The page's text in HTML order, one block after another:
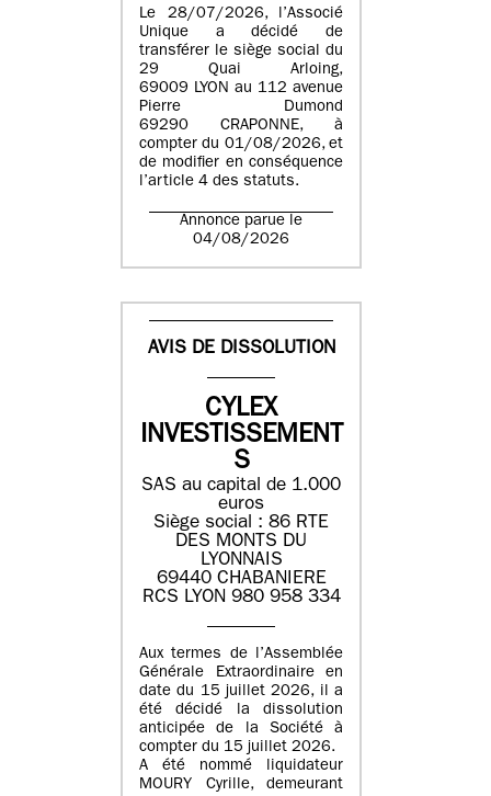
Le 28/07/2026, l’Associé
Unique a décidé de
transférer le siège social du
29 Quai Arloing,
69009 LYON au 112 avenue
Pierre Dumond
69290 CRAPONNE, à
compter du 01/08/2026, et
de modifier en conséquence
l’article 4 des statuts.
Annonce parue le
04/08/2026
AVIS DE DISSOLUTION
CYLEX
INVESTISSEMENT
S
SAS au capital de 1.000
euros
Siège social : 86 RTE
DES MONTS DU
LYONNAIS
69440 CHABANIERE
RCS LYON 980 958 334
Aux termes de l’Assemblée
Générale Extraordinaire en
date du 15 juillet 2026, il a
été décidé la dissolution
anticipée de la Société à
compter du 15 juillet 2026.
A été nommé liquidateur
MOURY Cyrille, demeurant